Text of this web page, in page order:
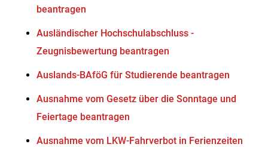
beantragen
Ausländischer Hochschulabschluss -
Zeugnisbewertung beantragen
Auslands-BAföG für Studierende beantragen
Ausnahme vom Gesetz über die Sonntage und
Feiertage beantragen
Ausnahme vom LKW-Fahrverbot in Ferienzeiten